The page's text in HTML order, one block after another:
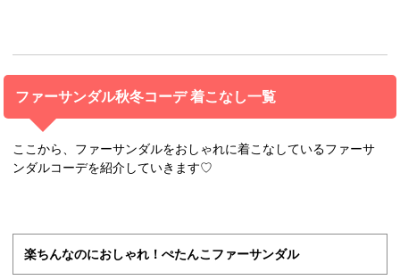
ファーサンダル秋冬コーデ 着こなし一覧
ここから、ファーサンダルをおしゃれに着こなしているファーサ
ンダルコーデを紹介していきます♡
楽ちんなのにおしゃれ！ぺたんこファーサンダル